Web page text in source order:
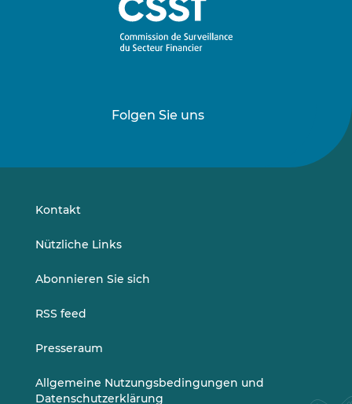
Folgen Sie uns
uns
uns
Kontakt
Nützliche Links
Abonnieren Sie sich
RSS feed
Presseraum
Allgemeine Nutzungsbedingungen und
Datenschutzerklärung